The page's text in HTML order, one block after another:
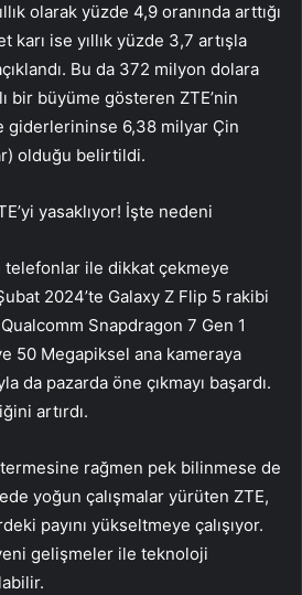
olarak yüzde 4,9 oranında arttığı
karı ise yıllık yüzde 3,7 artışla
Bu da 372 milyon dolara
bir büyüme gösteren ZTE’nin
giderlerininse 6,38 milyar Çin
olduğu belirtildi.
yasaklıyor! İşte nedeni
telefonlar ile dikkat çekmeye
2024’te Galaxy Z Flip 5 rakibi
Qualcomm Snapdragon 7 Gen 1
50 Megapiksel ana kameraya
da pazarda öne çıkmayı başardı.
artırdı.
rağmen pek bilinmese de
yoğun çalışmalar yürüten ZTE,
payını yükseltmeye çalışıyor.
gelişmeler ile teknoloji